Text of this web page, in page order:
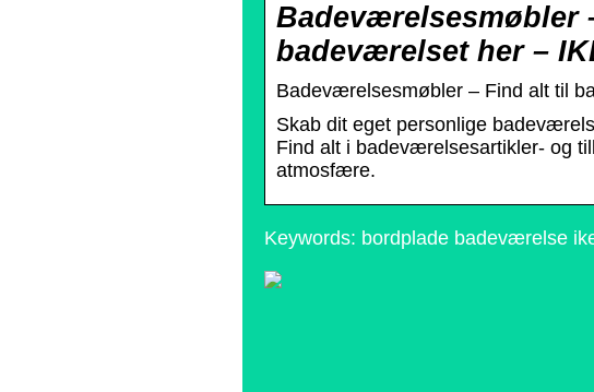
Badeværelsesmøbler
badeværelset her –
Badeværelsesmøbler – Find alt til
Skab dit eget personlige
Find alt i badeværelsesartikler- og
atmosfære.
Keywords: bordplade badeværelse